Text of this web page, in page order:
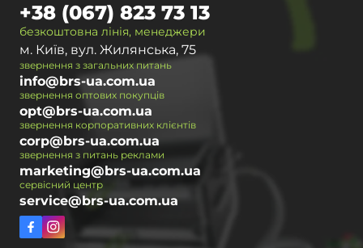
безкоштовна лінія, менеджери
+38 (067) 823 73 13
м. Київ, вул. Жилянська, 75
звернення з загальних питань
info@brs-ua.com.ua
звернення оптових покупців
opt@brs-ua.com.ua
звернення корпоративних клієнтів
corp@brs-ua.com.ua
звернення з питань реклами
marketing@brs-ua.com.ua
сервісний центр
service@brs-ua.com.ua